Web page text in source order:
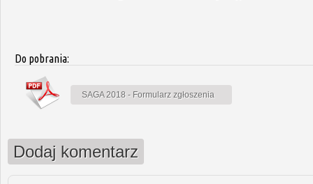
Do pobrania:
SAGA 2018 - Formularz zgłoszenia
Dodaj komentarz